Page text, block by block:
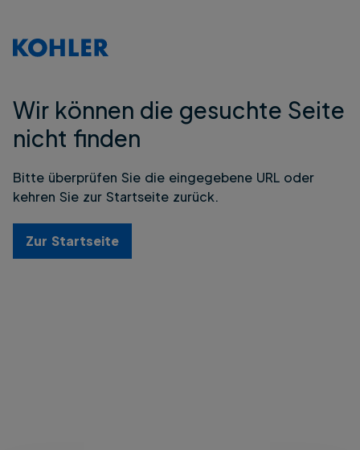
Wir können die gesuchte Seite
nicht finden
Bitte überprüfen Sie die eingegebene URL oder
kehren Sie zur Startseite zurück.
Zur Startseite